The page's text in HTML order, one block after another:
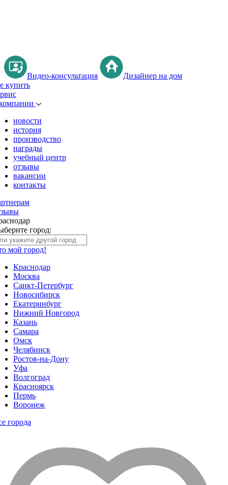
Видео-консультация
Дизайнер на дом
купить
новости
история
производство
награды
учебный центр
отзывы
вакансии
контакты
город:
мой город!
Краснодар
Москва
Санкт-Петербург
Новосибирск
Екатеринбург
Нижний Новгород
Казань
Самара
Омск
Челябинск
Ростов-на-Дону
Уфа
Волгоград
Красноярск
Пермь
Воронеж
города